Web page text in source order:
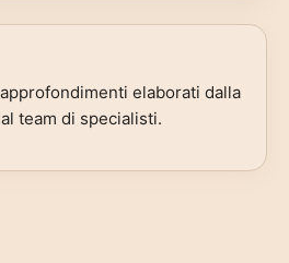
elaborati dalla
team di specialisti.